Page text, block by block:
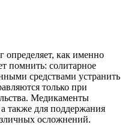
как именно
помнить: солитарное
средствами устранить
только при
Медикаменты
также для поддержания
осложнений.